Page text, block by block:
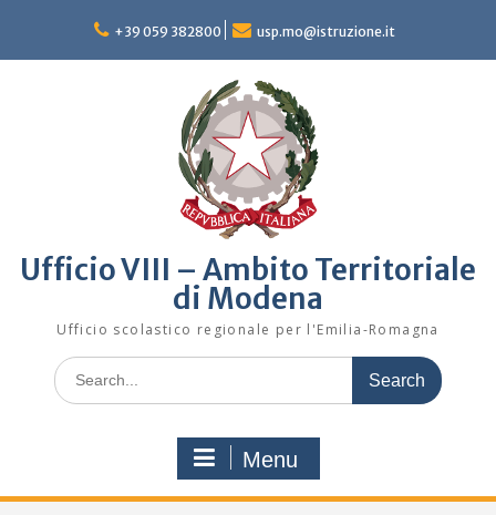
content
+39 059 382800 usp.mo@istruzione.it
Ufficio VIII – Ambito Territoriale
di Modena
Ufficio scolastico regionale per l'Emilia-Romagna
Search
for:
Menu